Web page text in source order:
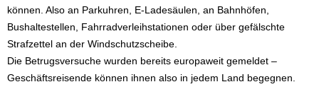
können. Also an Parkuhren, E-Ladesäulen, an Bahnhöfen,
Bushaltestellen, Fahrradverleihstationen oder über gefälschte
Strafzettel an der Windschutzscheibe.
Die Betrugsversuche wurden bereits europaweit gemeldet –
Geschäftsreisende können ihnen also in jedem Land begegnen.